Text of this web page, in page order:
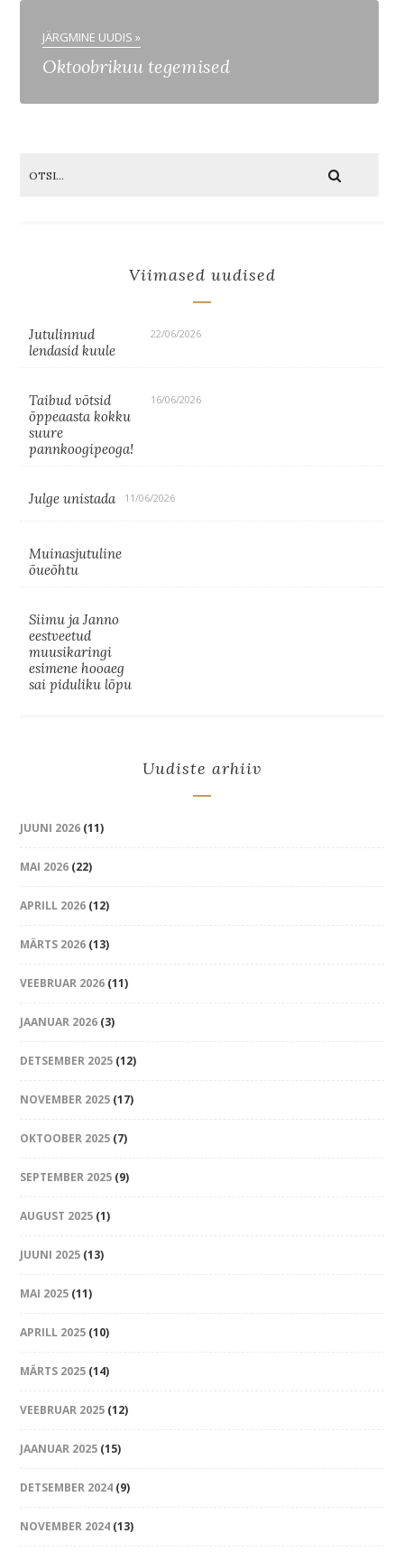
JÄRGMINE UUDIS »
Oktoobrikuu tegemised
Viimased uudised
Jutulinnud
lendasid kuule
22/06/2026
Taibud võtsid
õppeaasta kokku
suure
pannkoogipeoga!
16/06/2026
Julge unistada 11/06/2026
Muinasjutuline
õueõhtu
Siimu ja Janno
eestveetud
muusikaringi
esimene hooaeg
sai piduliku lõpu
Uudiste arhiiv
JUUNI 2026 (11)
MAI 2026 (22)
APRILL 2026 (12)
MÄRTS 2026 (13)
VEEBRUAR 2026 (11)
JAANUAR 2026 (3)
DETSEMBER 2025 (12)
NOVEMBER 2025 (17)
OKTOOBER 2025 (7)
SEPTEMBER 2025 (9)
AUGUST 2025 (1)
JUUNI 2025 (13)
MAI 2025 (11)
APRILL 2025 (10)
MÄRTS 2025 (14)
VEEBRUAR 2025 (12)
JAANUAR 2025 (15)
DETSEMBER 2024 (9)
NOVEMBER 2024 (13)